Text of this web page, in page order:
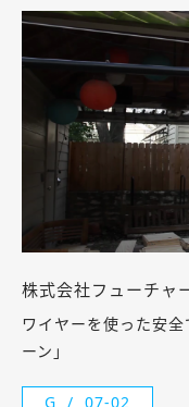
株式会社フューチャ
ワイヤーを使った安
ーン」
G 07-02